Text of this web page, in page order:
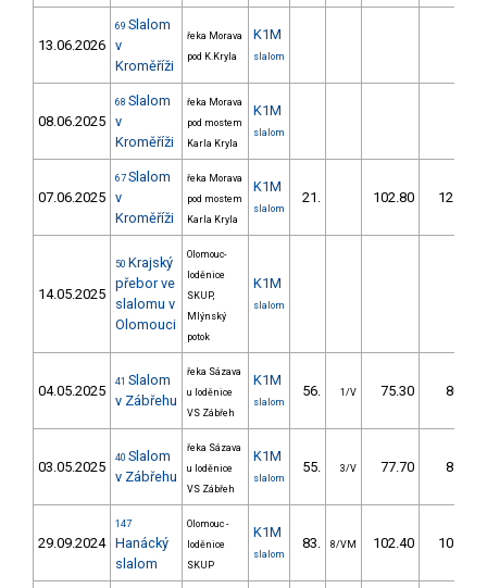
13.06.2026
69 Slalom
v
Kroměříži
řeka Morava
pod K.Kryla
K1M
slalom
08.06.2025
68 Slalom
v
Kroměříži
řeka Morava
pod mostem
Karla Kryla
K1M
slalom
07.06.2025
67 Slalom
v
Kroměříži
řeka Morava
pod mostem
Karla Kryla
K1M
slalom
21. 102.80 121,4
14.05.2025
50 Krajský
přebor ve
slalomu v
Olomouci
Olomouc-
loděnice
SKUP,
Mlýnský
potok
K1M
slalom
04.05.2025
41 Slalom
v Zábřehu
řeka Sázava
u loděnice
VS Zábřeh
K1M
slalom
56. 1/V 75.30 80,2
03.05.2025
40 Slalom
v Zábřehu
řeka Sázava
u loděnice
VS Zábřeh
K1M
slalom
55. 3/V 77.70 87,9
29.09.2024
147
Hanácký
slalom
Olomouc -
loděnice
SKUP
K1M
slalom
83. 8/VM 102.40 105,0